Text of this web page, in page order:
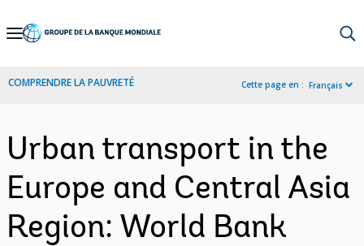
Skip
Navigation
COMPRENDRE LA PAUVRETÉ Cette page en : Français
Urban transport in the
Europe and Central Asia
Region: World Bank